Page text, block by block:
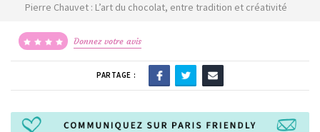
Pierre Chauvet : L’art du chocolat, entre tradition et créativité
Donnez votre avis
PARTAGE :